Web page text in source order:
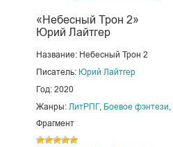
«Небесный Трон 2»
Юрий Лайтгер
Название: Небесный Трон 2
Писатель: Юрий Лайтгер
Год: 2020
Жанры: ЛитРПГ, Боевое фэнтези
Фрагмент